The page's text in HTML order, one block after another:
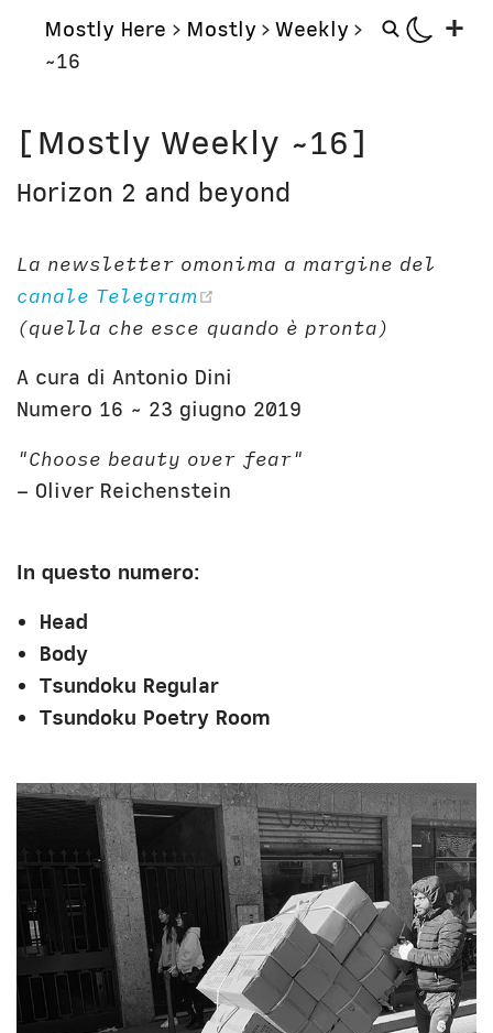
Mostly Here > Mostly > Weekly >
~16
+
Mostly
Mostly Friends
Mostly Weekly
Storie
Aerei
Orologi
Il Culto della Mela
Narrazioni
Lavori in corso
Digito Ergo Sum
Domenica Internet
Unicatt
Unibg
In prima persona
[Mostly Weekly ~16]
Horizon 2 and beyond
La newsletter omonima a margine del
canale Telegram
(quella che esce quando è pronta)
A cura di Antonio Dini
Numero 16 ~ 23 giugno 2019
"Choose beauty over fear"
– Oliver Reichenstein
In questo numero:
Head
Body
Tsundoku Regular
Tsundoku Poetry Room